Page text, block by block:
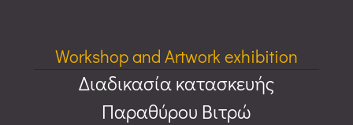
Workshop and Artwork exhibition
Διαδικασία κατασκευής
Παραθύρου Βιτρώ